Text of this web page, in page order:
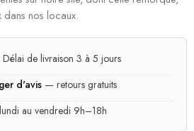
dans nos locaux.
de livraison 3 à 5 jours
d'avis — retours gratuits
au vendredi 9h–18h